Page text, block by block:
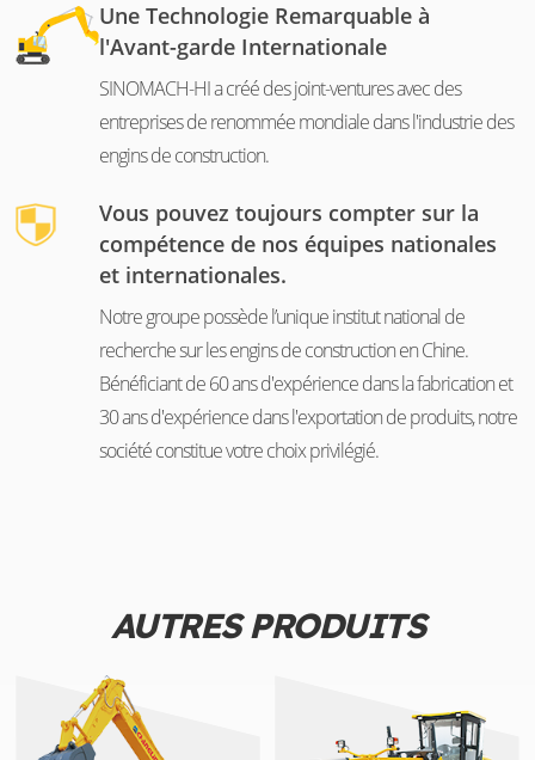
Une Technologie Remarquable à
l'Avant-garde Internationale
SINOMACH-HI a créé des joint-ventures avec des
entreprises de renommée mondiale dans l'industrie des
engins de construction.
Vous pouvez toujours compter sur la
compétence de nos équipes nationales
et internationales.
Notre groupe possède l’unique institut national de
recherche sur les engins de construction en Chine.
Bénéficiant de 60 ans d'expérience dans la fabrication et
30 ans d'expérience dans l'exportation de produits, notre
société constitue votre choix privilégié.
AUTRES PRODUITS